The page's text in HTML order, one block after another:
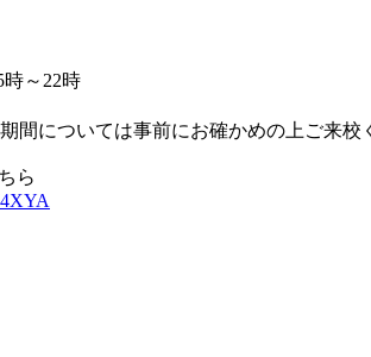
時～22時
間については事前にお確かめの上ご来校
ら